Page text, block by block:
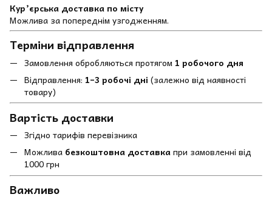
Кур’єрська доставка по місту
Можлива за попереднім узгодженням.
Терміни відправлення
Замовлення обробляються протягом 1 робочого дня
Відправлення: 1–3 робочі дні (залежно від наявності
товару)
Вартість доставки
Згідно тарифів перевізника
Можлива безкоштовна доставкапри замовленні від
1000 грн
Важливо